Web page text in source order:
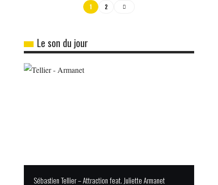
1 2
Le son du jour
Sébastien Tellier – Attraction feat. Juliette Armanet